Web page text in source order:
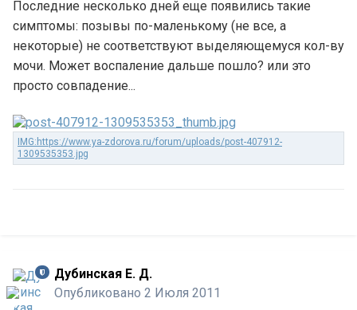
Последние несколько дней еще появились такие
симптомы: позывы по-маленькому (не все, а
некоторые) не соответствуют выделяющемуся кол-ву
мочи. Может воспаление дальше пошло? или это
просто совпадение...
Дубинская Е. Д.
Опубликовано 2 Июля 2011